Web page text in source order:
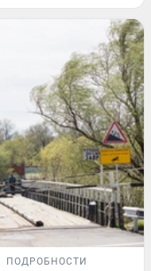
ПОДРОБНОСТИ